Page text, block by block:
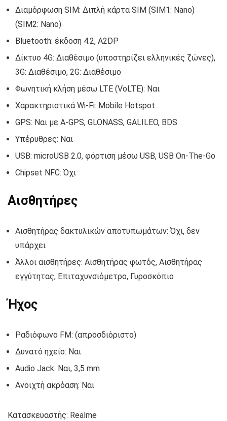
Διαμόρφωση SIM: Διπλή κάρτα SIM (SIM1: Nano)
(SIM2: Nano)
Bluetooth: έκδοση 4.2, A2DP
Δίκτυο 4G: Διαθέσιμο (υποστηρίζει ελληνικές ζώνες),
3G: Διαθέσιμο, 2G: Διαθέσιμο
Φωνητική κλήση μέσω LTE (VoLTE): Ναι
Χαρακτηριστικά Wi-Fi: Mobile Hotspot
GPS: Ναι με A-GPS, GLONASS, GALILEO, BDS
Υπέρυθρες: Ναι
USB: microUSB 2.0, φόρτιση μέσω USB, USB On-The-Go
Chipset NFC: Όχι
Αισθητήρες
Αισθητήρας δακτυλικών αποτυπωμάτων: Όχι, δεν
υπάρχει
Άλλοι αισθητήρες: Αισθητήρας φωτός, Αισθητήρας
εγγύτητας, Επιταχυνσιόμετρο, Γυροσκόπιο
Ήχος
Ραδιόφωνο FM: (απροσδιόριστο)
Δυνατό ηχείο: Ναι
Audio Jack: Ναι, 3,5 mm
Ανοιχτή ακρόαση: Ναι
Κατασκευαστής: Realme